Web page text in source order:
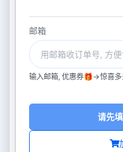
邮箱
输入邮箱, 优惠券🎁->惊喜多
请先